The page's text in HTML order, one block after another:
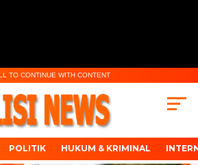
TO CONTINUE WITH CONTENT
POLITIK HUKUM & KRIMINAL